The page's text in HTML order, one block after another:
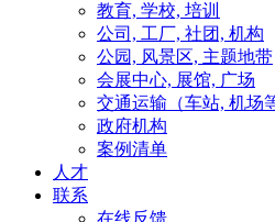
教育, 学校, 培训
公司, 工厂, 社团, 机构
公园, 风景区, 主题地带
会展中心, 展馆, 广场
交通运输（车站, 机场
政府机构
案例清单
人才
联系
在线反馈